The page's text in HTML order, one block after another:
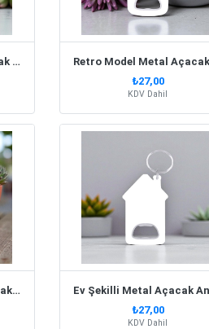
Klasik Model Metal Açacak Anahtarlık
₺27,00
KDV Dahil
Damla Şekilli Metal Açacak Anahtarlık
₺27,00
KDV Dahil